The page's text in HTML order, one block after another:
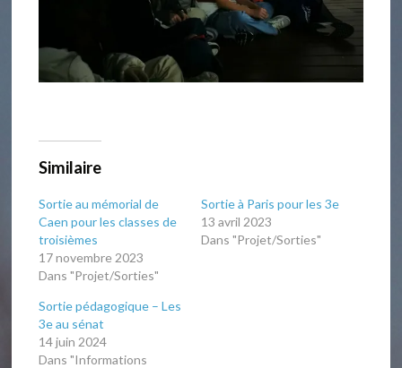
Similaire
Sortie au mémorial de
Caen pour les classes de
troisièmes
17 novembre 2023
Dans "Projet/Sorties"
Sortie à Paris pour les 3e
13 avril 2023
Dans "Projet/Sorties"
Sortie pédagogique – Les
3e au sénat
14 juin 2024
Dans "Informations